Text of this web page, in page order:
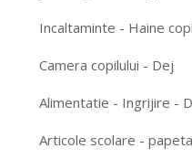
Incaltaminte - Haine
Camera copilului - Dej
Alimentatie - Ingrijire -
Articole scolare -